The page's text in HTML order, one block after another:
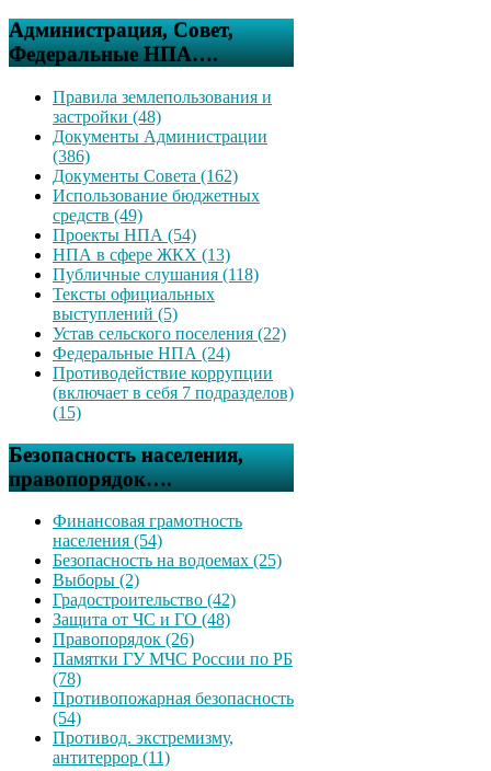
Администрация, Совет,
Федеральные НПА….
Правила землепользования и
застройки (48)
Документы Администрации
(386)
Документы Совета (162)
Использование бюджетных
средств (49)
Проекты НПА (54)
НПА в сфере ЖКХ (13)
Публичные слушания (118)
Тексты официальных
выступлений (5)
Устав сельского поселения (22)
Федеральные НПА (24)
Противодействие коррупции
(включает в себя 7 подразделов)
(15)
Безопасность населения,
правопорядок….
Финансовая грамотность
населения (54)
Безопасность на водоемах (25)
Выборы (2)
Градостроительство (42)
Защита от ЧС и ГО (48)
Правопорядок (26)
Памятки ГУ МЧС России по РБ
(78)
Противопожарная безопасность
(54)
Противод. экстремизму,
антитеррор (11)